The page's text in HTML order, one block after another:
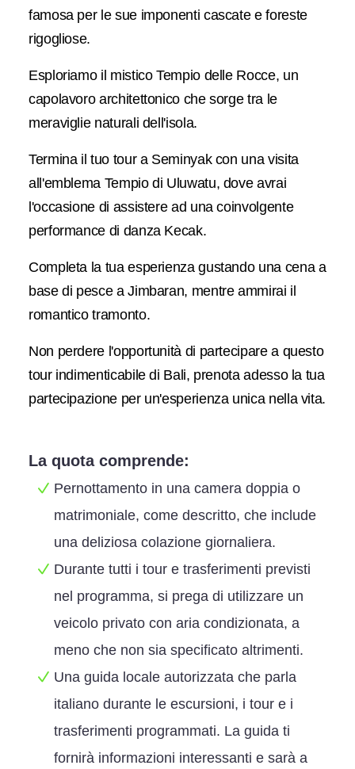
famosa per le sue imponenti cascate e foreste
rigogliose.
Esploriamo il mistico Tempio delle Rocce, un
capolavoro architettonico che sorge tra le
meraviglie naturali dell'isola.
Termina il tuo tour a Seminyak con una visita
all'emblema Tempio di Uluwatu, dove avrai
l'occasione di assistere ad una coinvolgente
performance di danza Kecak.
Completa la tua esperienza gustando una cena a
base di pesce a Jimbaran, mentre ammirai il
romantico tramonto.
Non perdere l'opportunità di partecipare a questo
tour indimenticabile di Bali, prenota adesso la tua
partecipazione per un'esperienza unica nella vita.
La quota comprende:
Pernottamento in una camera doppia o
matrimoniale, come descritto, che include
una deliziosa colazione giornaliera.
Durante tutti i tour e trasferimenti previsti
nel programma, si prega di utilizzare un
veicolo privato con aria condizionata, a
meno che non sia specificato altrimenti.
Una guida locale autorizzata che parla
italiano durante le escursioni, i tour e i
trasferimenti programmati. La guida ti
fornirà informazioni interessanti e sarà a